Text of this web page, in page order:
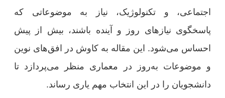
اجتماعی، و تکنولوژیک، نیاز به موضوعاتی که
پاسخگوی نیازهای روز و آینده باشند، بیش از پیش
احساس می‌شود. این مقاله به کاوش در افق‌های نوین
و موضوعات به‌روز در معماری منظر می‌پردازد تا
دانشجویان را در این انتخاب مهم یاری رساند.